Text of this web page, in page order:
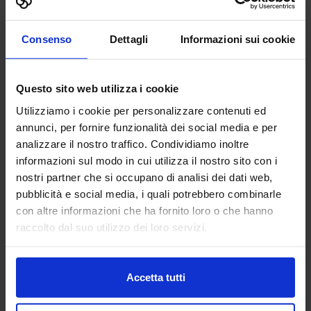
Consenso Dettagli Informazioni sui cookie
Questo sito web utilizza i cookie
Utilizziamo i cookie per personalizzare contenuti ed
annunci, per fornire funzionalità dei social media e per
analizzare il nostro traffico. Condividiamo inoltre
informazioni sul modo in cui utilizza il nostro sito con i
nostri partner che si occupano di analisi dei dati web,
pubblicità e social media, i quali potrebbero combinarle
con altre informazioni che ha fornito loro o che hanno
raccolto dal suo utilizzo dei loro servizi.
Accetta tutti
S.R.L.
SUBFORNITURA MECCANICA
Aggiungi ai preferiti
Vai alla scheda